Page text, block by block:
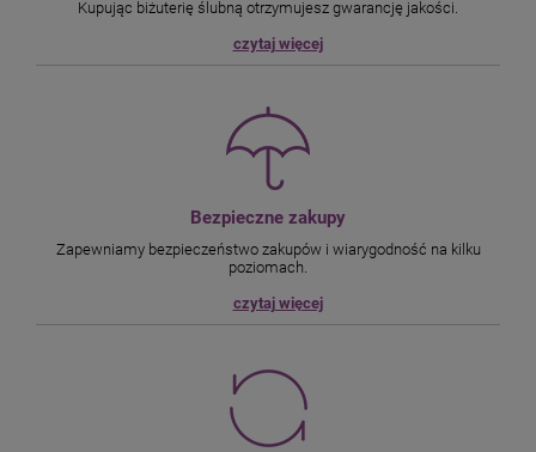
Kupując biżuterię ślubną otrzymujesz gwarancję jakości.
czytaj więcej
Bezpieczne zakupy
Zapewniamy bezpieczeństwo zakupów i wiarygodność na kilku
poziomach.
czytaj więcej